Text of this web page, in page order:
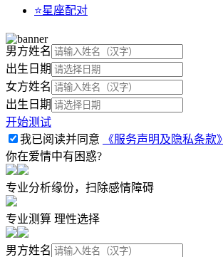
⭐星座配对
男方姓名
出生日期
女方姓名
出生日期
开始测试
我已阅读并同意
《服务声明及隐私条款》
你在爱情中有困惑?
专业分析缘份，扫除感情障碍
专业测算 理性选择
男方姓名